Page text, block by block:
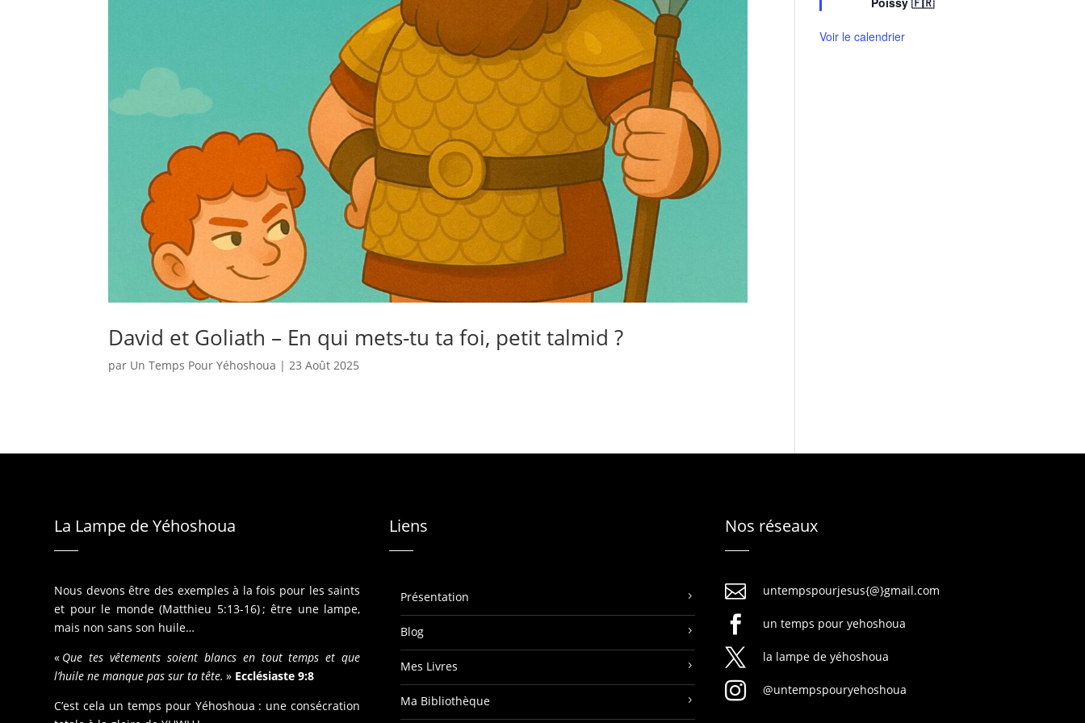
David et Goliath – En qui mets-tu ta foi, petit talmid ?
par Un Temps Pour Yéhoshoua | 23 Août 2025
a
a
Voir le calendrier
La Lampe de Yéhoshoua
Nous devons être des exemples à la fois pour les saints
et pour le monde (Matthieu 5:13-16) ; être une lampe,
mais non sans son huile…
« Que tes vêtements soient blancs en tout temps et que
l’huile ne manque pas sur ta tête. » Ecclésiaste 9:8
C’est cela un temps pour Yéhoshoua : une consécration
Liens
Présentation
Blog
Mes Livres
Ma Bibliothèque
Nos réseaux
 untempspourjesus{@}gmail.com
 un temps pour yehoshoua
 la lampe de yéhoshoua
 @untempspouryehoshoua